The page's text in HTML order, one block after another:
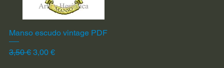
Vista rápida
Manso escudo vintage PDF
Precio
3,50 € Precio de oferta
3,00 €